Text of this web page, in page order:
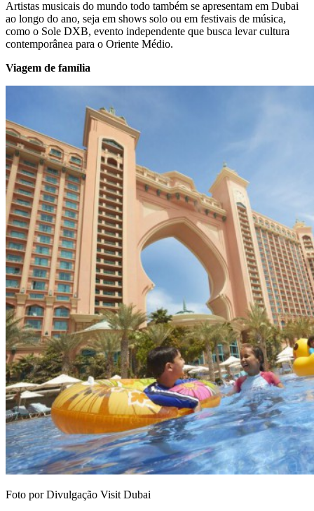
Artistas musicais do mundo todo também se apresentam em Dubai
ao longo do ano, seja em shows solo ou em festivais de música,
como o Sole DXB, evento independente que busca levar cultura
contemporânea para o Oriente Médio.
Viagem de família
Foto por Divulgação Visit Dubai